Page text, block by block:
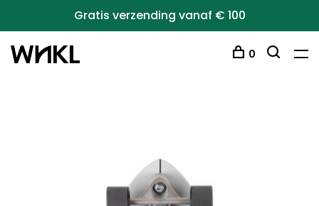
Gratis verzending vanaf € 100
0